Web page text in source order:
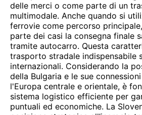
delle merci o come parte di un
multimodale. Anche quando si
ferrovie come percorso
parte dei casi la consegna finale
tramite autocarro. Questa
trasporto stradale indispensabile
internazionali. Considerando la
della Bulgaria e le sue
l'Europa centrale e orientale, è
sistema logistico efficiente per
puntuali ed economiche. La